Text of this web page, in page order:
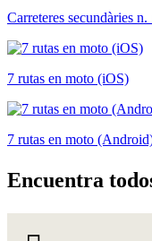
Carreteres secundàries
7 rutas en moto (iOS)
7 rutas en moto
Encuentra